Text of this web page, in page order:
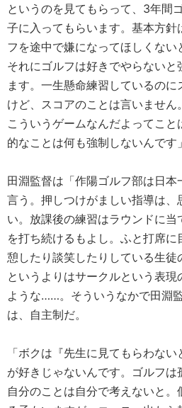
というのを見てもらって、3年間
子に入ってもらいます。基本方
フを途中で嫌になってほしくない
それにゴルフは好きでやらない
ます。一生懸命練習しているの
けど、スコアのことは言いません
こういうゲームなんだよってこ
的なことは何も強制しないんです」
田淵監督は「作陽ゴルフ部は日本
言う。押しつけがましい指導は、
い。放課後の練習はラウンドに
を打ち続けるもよし。ふと打席
憩したり談笑したりしている生
というよりはサークルという表
ような……。そういうなかで田淵
は、自主制だ。
「ボクは『先生に見てもらわな
が好きじゃないんです。ゴルフは
自分のことは自分で考えないと